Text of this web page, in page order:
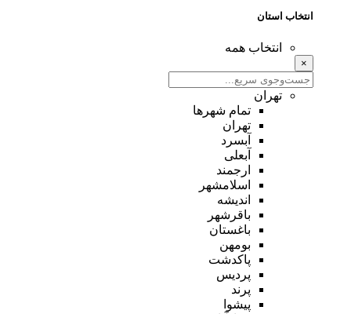
انتخاب استان
انتخاب همه
×
تهران
تمام شهر‌ها
تهران
آبسرد
آبعلی
ارجمند
اسلامشهر
اندیشه
باقرشهر
باغستان
بومهن
پاکدشت
پردیس
پرند
پیشوا